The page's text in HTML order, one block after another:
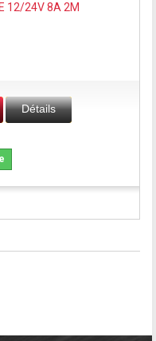
12/24V 8A 2M
Détails